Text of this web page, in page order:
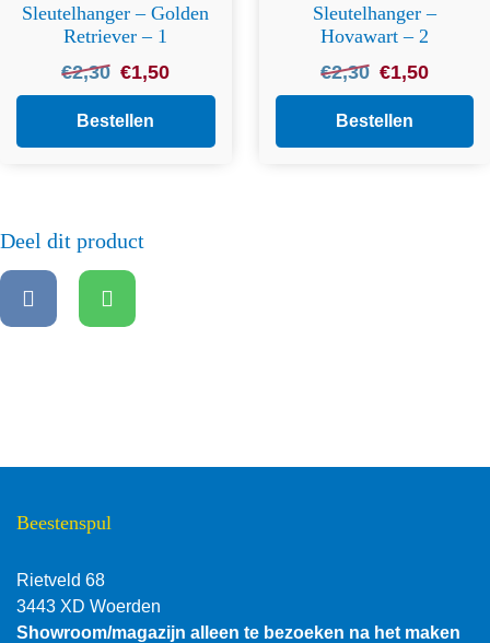
Sleutelhanger – Golden
Retriever – 1
€2,30 Oorspronkelijke
prijs
was:
€2,30.
€1,50Huidige
prijs
€1,50.
Bestellen
Sleutelhanger –
Hovawart – 2
€2,30 Oorspronkelijke
prijs
was:
€2,30.
€1,50Huidige
prijs
€1,50.
Bestellen
Deel dit product
Beestenspul
Rietveld 68
3443 XD Woerden
Showroom/magazijn alleen te bezoeken na het maken